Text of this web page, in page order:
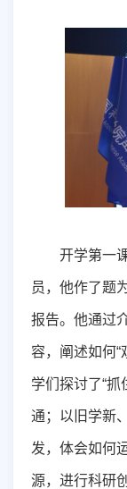
开学第一课
员，他作了题
报告。他通过
容，阐述如何“
学们探讨了“
通；以旧学新
发，体会如何
源，进行科研